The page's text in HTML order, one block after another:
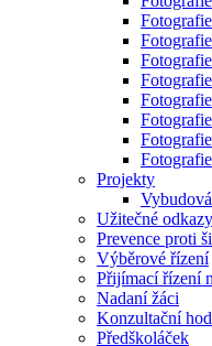
Projekty
Užitečné odkazy
Prevence proti
Výběrové řízení
Přijímací řízení
Nadaní žáci
Konzultační
Předškoláček